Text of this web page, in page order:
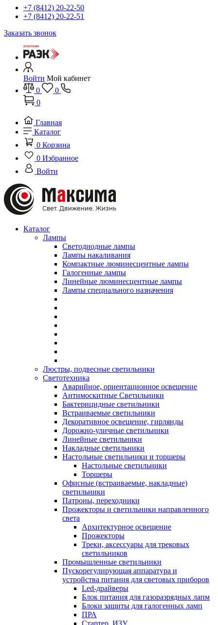
+7 (8412) 20-22-50
+7 (8412) 20-22-51
Заказать звонок
Войти Мой кабинет
0
0
0
Главная
Каталог
0 Корзина
0 Избранное
Войти
Каталог
Лампы
Светодиодные лампы
Лампы накаливания
Компактные люминесцентные лампы
Галогенные лампы
Линейные люминесцентные лампы
Лампы специального назначения
Люстры, подвесные светильники
Светотехника
Аварийное, ориентационное освещение
Антимоскитные Светильники
Бактерицидные светильники
Встраиваемые светильники
Декоративное освещение, гирлянды
Дорожно-уличные светильники
Линейные светильники
Накладные светильники
Настольные светильники и торшеры
Настольные светильники
Торшеры
Офисные (встраиваемые, накладные)
светильники
Патроны, переходники
Прожекторы и светильники направленного
света
Архитектурное освещение
Прожекторы
Треки, аксессуары для трековых
светильников
Промышленные светильники
Пускорегулирующая аппаратура и
устройства питания для световых приборов
Led-драйверы
Блок питания для газоразрядных лапм
Блоки защиты для галогенных ламп
ПРА
Стартер, ИЗУ